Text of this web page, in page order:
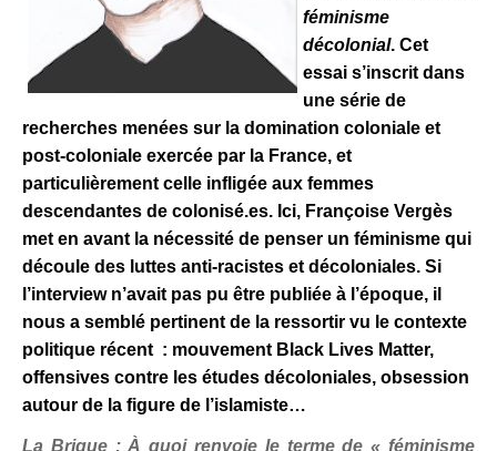
féminisme
décolonial. Cet
essai s’inscrit dans
une série de
recherches menées sur la domination coloniale et
post-coloniale exercée par la France, et
particulièrement celle infligée aux femmes
descendantes de colonisé.es. Ici, Françoise Vergès
met en avant la nécessité de penser un féminisme qui
découle des luttes anti-racistes et décoloniales. Si
l’interview n’avait pas pu être publiée à l’époque, il
nous a semblé pertinent de la ressortir vu le contexte
politique récent : mouvement Black Lives Matter,
offensives contre les études décoloniales, obsession
autour de la figure de l’islamiste…
La Brique : À quoi renvoie le terme de « féminisme